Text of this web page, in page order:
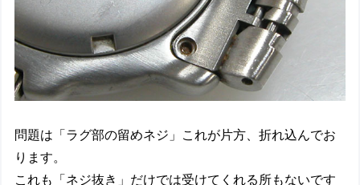
問題は「ラグ部の留めネジ」これが片方、折れ込んでお
ります。
これも「ネジ抜き」だけでは受けてくれる所もないです